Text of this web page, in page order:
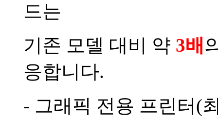
드는
기존 모델 대비 약 3배
응합니다.
- 그래픽 전용 프린터(